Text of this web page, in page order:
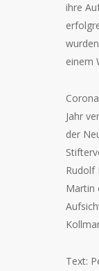
ihre
einem
Jahr
der
Rudolf
Martin
Text: